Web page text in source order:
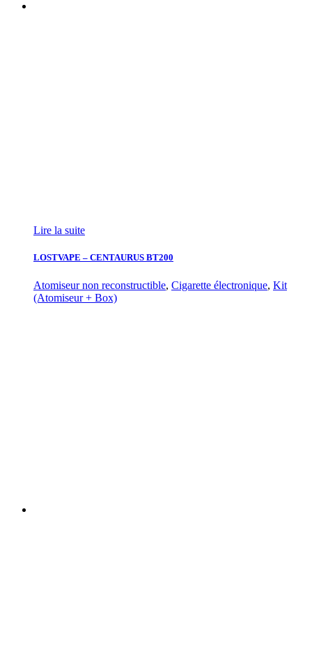
Lire la suite
LOSTVAPE – CENTAURUS BT200
Atomiseur non reconstructible, Cigarette électronique, Kit
(Atomiseur + Box)